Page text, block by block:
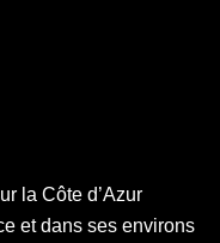
la Côte d’Azur
et dans ses environs